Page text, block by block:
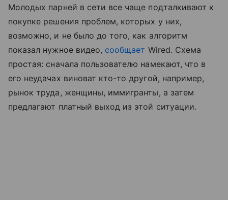
Молодых парней в сети все чаще подталкивают к
покупке решения проблем, которых у них,
возможно, и не было до того, как алгоритм
показал нужное видео, сообщает Wired. Схема
простая: сначала пользователю намекают, что в
его неудачах виноват кто-то другой, например,
рынок труда, женщины, иммигранты, а затем
предлагают платный выход из этой ситуации.